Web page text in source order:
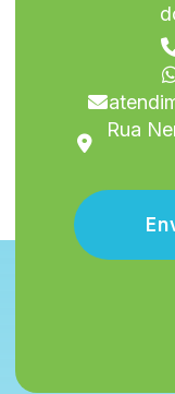
Rua